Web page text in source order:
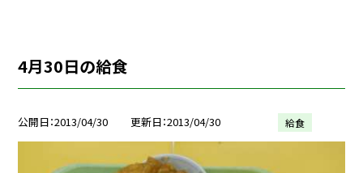
4月30日の給食
公開日 2013/04/30 更新日 2013/04/30 給食